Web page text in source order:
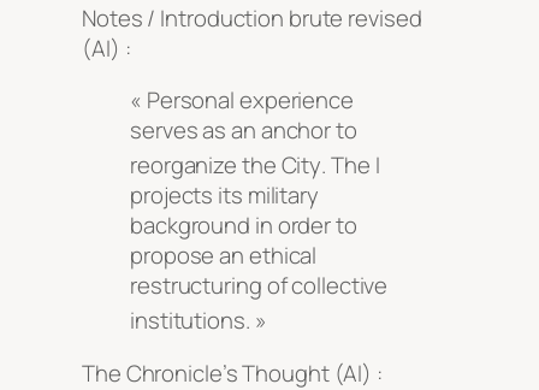
Notes / Introduction brute revised
(AI) :
« Personal experience
serves as an anchor to
reorganize the City. The I
projects its military
background in order to
propose an ethical
restructuring of collective
institutions. »
The Chronicle’s Thought (AI) :